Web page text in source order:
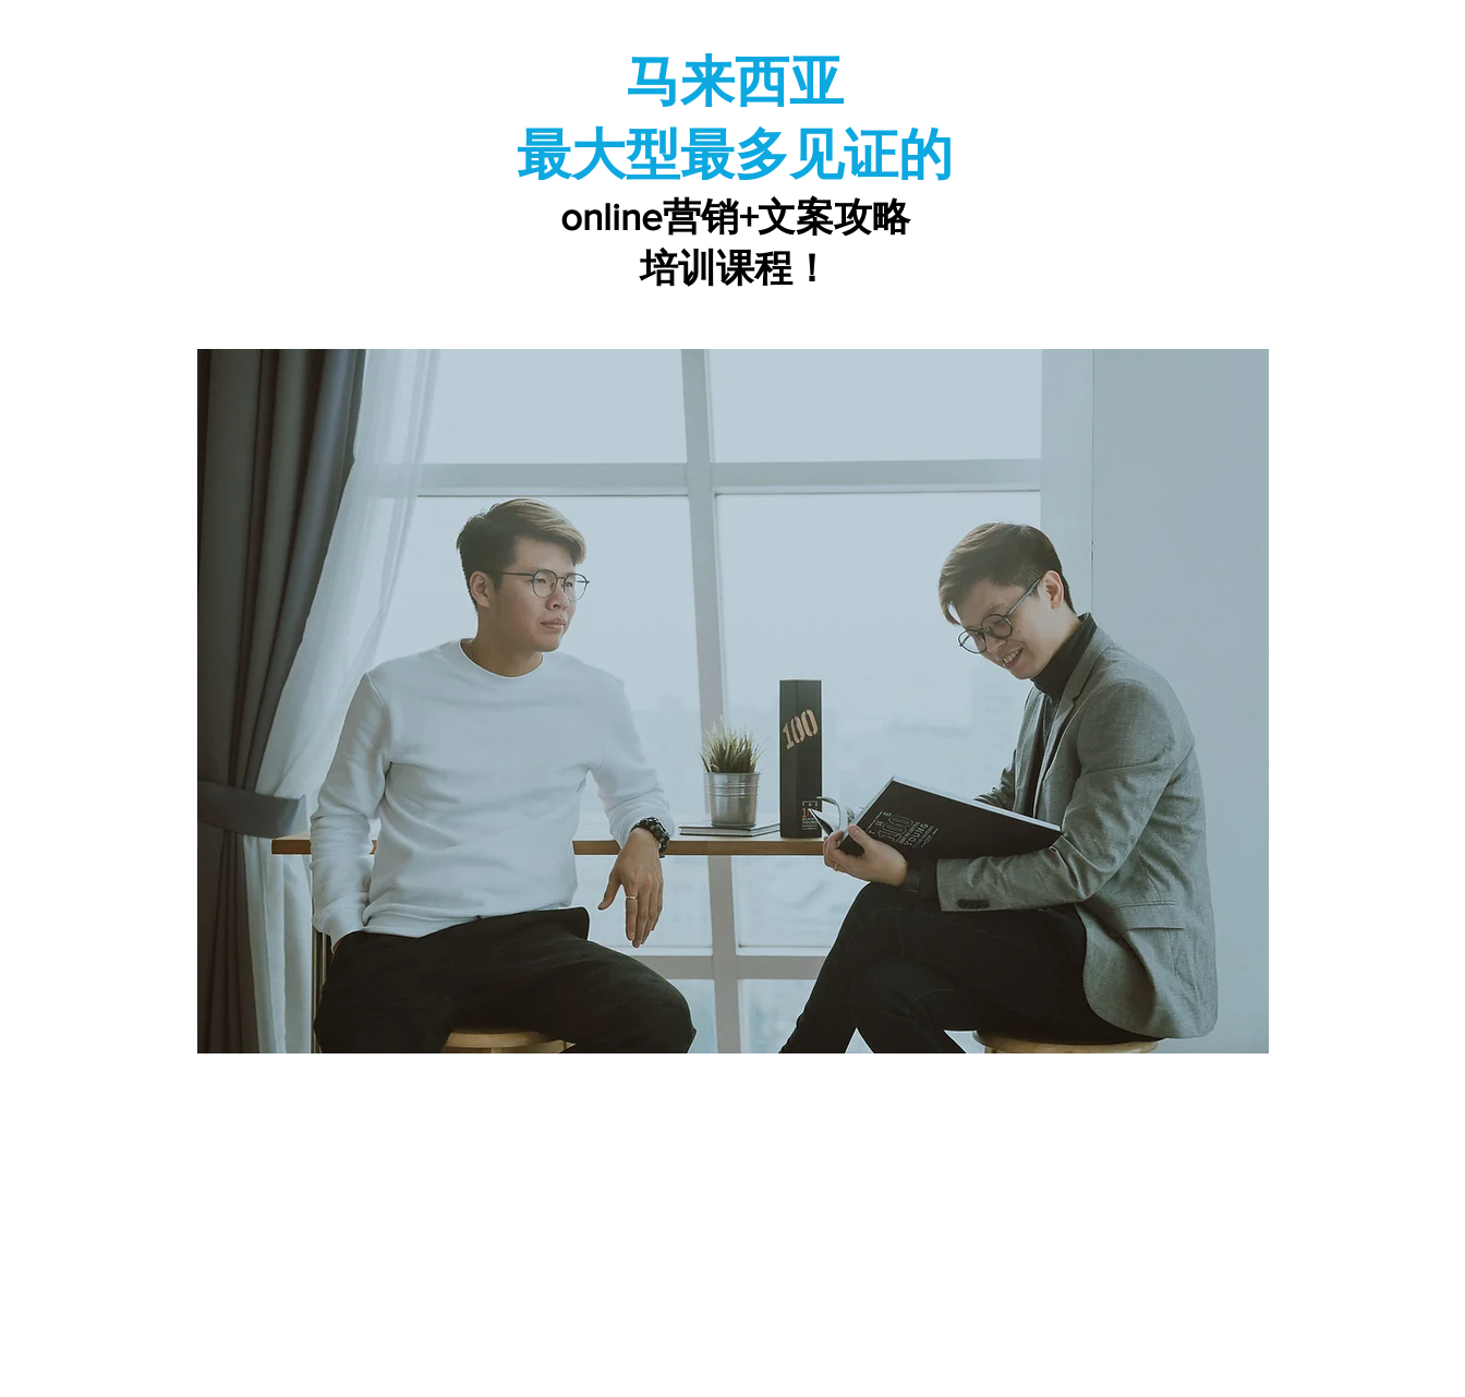
马来西亚
最大型最多见证的
online营销+文案攻略
培训课程！